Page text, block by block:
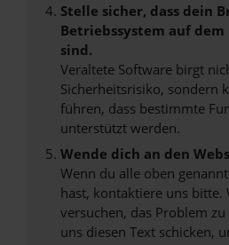
Stelle sicher, dass dein
Betriebssystem auf dem
sind.
Veraltete Software birgt
Sicherheitsrisiko, sondern
führen, dass bestimmte
unterstützt werden.
Wende dich an den
Wenn du alle oben
hast, kontaktiere uns bitte.
versuchen, das Problem
uns diesen Text schicken,